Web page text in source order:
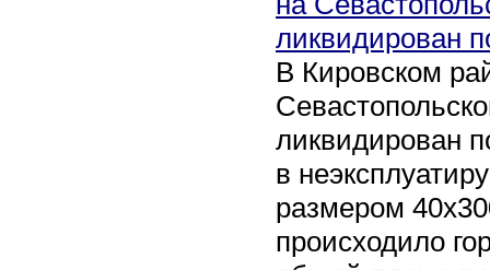
ликвидирован
В Кировском
ликвидирован
в
размером
происходило